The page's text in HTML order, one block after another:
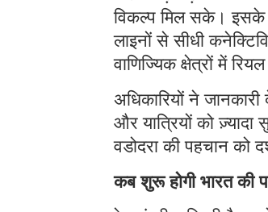
विकल्प मिल सके। इसके
लाइनों से सीधी
वाणिज्यिक क्षेत्रों में
अधिकारियों ने
और यात्रियों को
वडोदरा की पहचान को
कब शुरू होगी भारत की